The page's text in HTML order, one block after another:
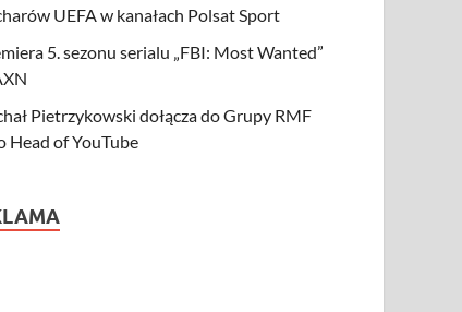
UEFA w kanałach Polsat Sport
5. sezonu serialu „FBI: Most Wanted”
Pietrzykowski dołącza do Grupy RMF
Head of YouTube